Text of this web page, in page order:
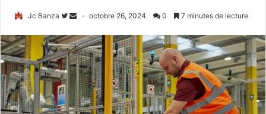
Jc Banza octobre 26, 2024 0 7 minutes de lecture